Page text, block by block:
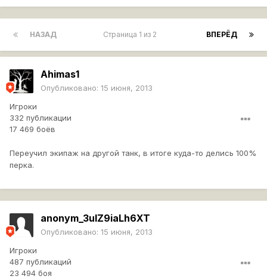
НАЗАД ВПЕРЁД
Страница 1 из 2
Ahimas1
Опубликовано: 15 июня, 2013
Игроки
332 публикации
17 469 боёв
Переучил экипаж на другой танк, в итоге куда-то делись 100%
перка.
anonym_3uIZ9iaLh6XT
Опубликовано: 15 июня, 2013
Игроки
487 публикаций
23 494 боя